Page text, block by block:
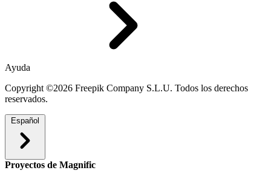
Ayuda
Copyright ©2026 Freepik Company S.L.U. Todos los derechos
reservados.
Español
Proyectos de Magnific